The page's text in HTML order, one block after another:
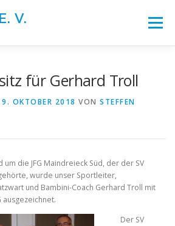
V. Menü
für Gerhard Troll
9. OKTOBER 2018 VON STEFFEN
die JFG Maindreieck Süd, der der SV
wurde unser Sportleiter,
und Bambini-Coach Gerhard Troll mit
ausgezeichnet.
Der SV